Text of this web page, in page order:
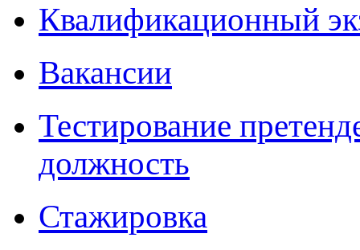
Квалификационный
Вакансии
Тестирование
должность
Стажировка